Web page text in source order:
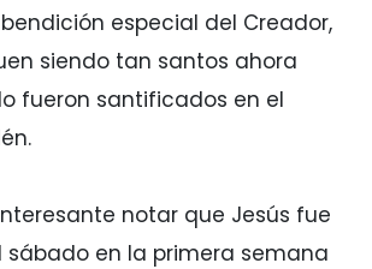
especial del Creador,
siendo tan santos ahora
fueron santificados en el
notar que Jesús fue
sábado en la primera semana